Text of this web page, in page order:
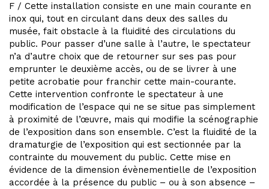
F / Cette installation consiste en une main courante en
inox qui, tout en circulant dans deux des salles du
musée, fait obstacle à la fluidité des circulations du
public. Pour passer d’une salle à l’autre, le spectateur
n’a d’autre choix que de retourner sur ses pas pour
emprunter le deuxième accès, ou de se livrer à une
petite acrobatie pour franchir cette main-courante.
Cette intervention confronte le spectateur à une
modification de l’espace qui ne se situe pas simplement
à proximité de l’œuvre, mais qui modifie la scénographie
de l’exposition dans son ensemble. C’est la fluidité de la
dramaturgie de l’exposition qui est sectionnée par la
contrainte du mouvement du public. Cette mise en
évidence de la dimension évènementielle de l’exposition
accordée à la présence du public – ou à son absence –